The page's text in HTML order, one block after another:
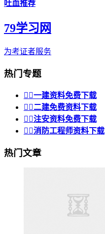
吐血推荐
79学习网
为考证者服务
热门专题
 一建资料免费下载
 二建免费资料下载
 注安资料免费下载
 消防工程师资料下载
热门文章